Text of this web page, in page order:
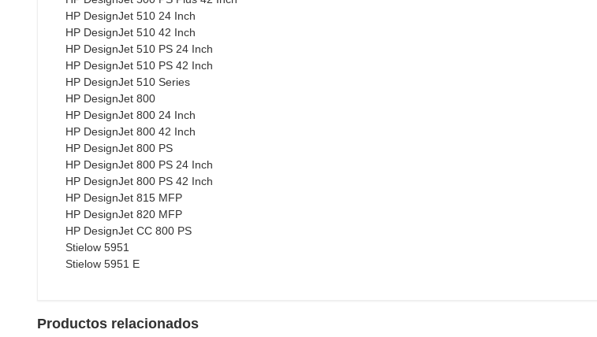
HP DesignJet 510 24 Inch
HP DesignJet 510 42 Inch
HP DesignJet 510 PS 24 Inch
HP DesignJet 510 PS 42 Inch
HP DesignJet 510 Series
HP DesignJet 800
HP DesignJet 800 24 Inch
HP DesignJet 800 42 Inch
HP DesignJet 800 PS
HP DesignJet 800 PS 24 Inch
HP DesignJet 800 PS 42 Inch
HP DesignJet 815 MFP
HP DesignJet 820 MFP
HP DesignJet CC 800 PS
Stielow 5951
Stielow 5951 E
Productos relacionados